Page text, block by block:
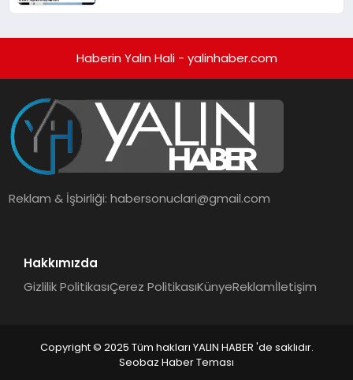
Haberin Yalın Hali - yalinhaber.com
Reklam & İşbirliği:habersonuclari@gmail.com
Hakkımızda
Gizlilik PolitikasıÇerez PolitikasıKünyeReklamİletişim
Copyright © 2025 Tüm hakları YALIN HABER 'de saklıdır.
Seobaz Haber Teması